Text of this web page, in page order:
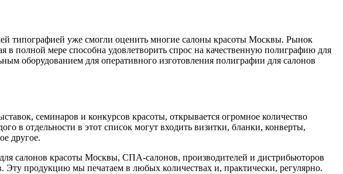
типографией уже смогли оценить многие салоны красоты Москвы. Рынок
полной мере способна удовлетворить спрос на качественную полиграфию для
оборудованием для оперативного изготовления полиграфии для салонов
семинаров и конкурсов красоты, открывается огромное количество
в отдельности в этот список могут входить визитки, бланки, конверты,
другое.
салонов красоты Москвы, СПА-салонов, производителей и дистрибьюторов
продукцию мы печатаем в любых количествах и, практически, регулярно.